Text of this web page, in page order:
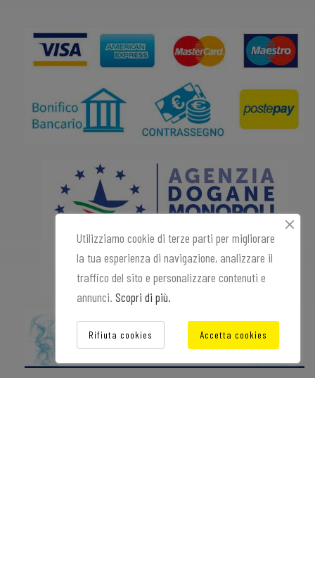
Utilizziamo cookie di terze parti per migliorare
la tua esperienza di navigazione, analizzare il
traffico del sito e personalizzare contenuti e
annunci. Scopri di più.
Accetta cookies
Rifiuta cookies